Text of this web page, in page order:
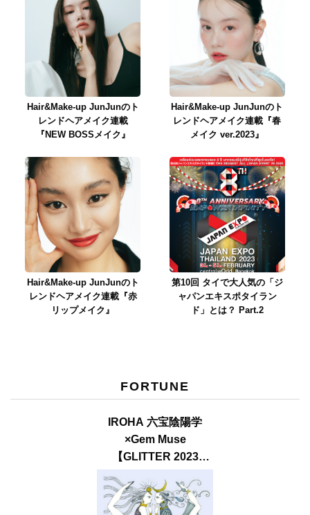
Hair&Make-up JunJunのト
レンドヘアメイク連載
『NEW BOSSメイク』
Hair&Make-up JunJunのト
レンドヘアメイク連載『春
メイク ver.2023』
Hair&Make-up JunJunのト
レンドヘアメイク連載『赤
リップメイク』
第10回 タイで大人気の「ジ
ャパンエキスポタイラン
ド」とは？ Part.2
FORTUNE
IROHA 六宝陰陽学
×Gem Muse
【GLITTER 2023
SUMMER issue】